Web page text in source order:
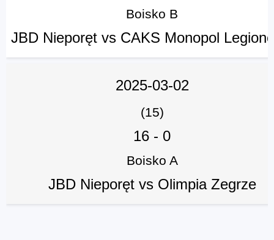
Boisko B
JBD Nieporęt vs CAKS Monopol
2025-03-02
(15)
16 - 0
Boisko A
JBD Nieporęt vs Olimpia Zegrze